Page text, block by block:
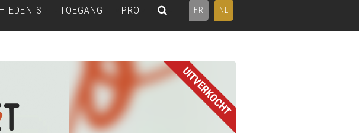
FR NL
TOEGANG PRO
UITVERKOCHT